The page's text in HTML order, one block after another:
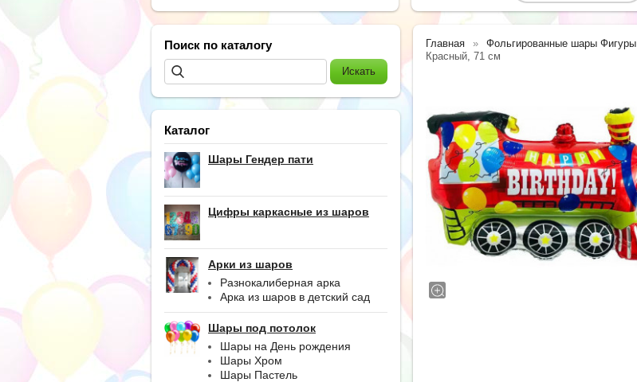
Поиск по каталогу
Каталог
Шары Гендер пати
Цифры каркасные из шаров
Арки из шаров
Разнокалиберная арка
Арка из шаров в детский сад
Шары под потолок
Шары на День рождения
Шары Хром
Шары Пастель
Главная Фольгированные шары Фигуры
Красный, 71 см